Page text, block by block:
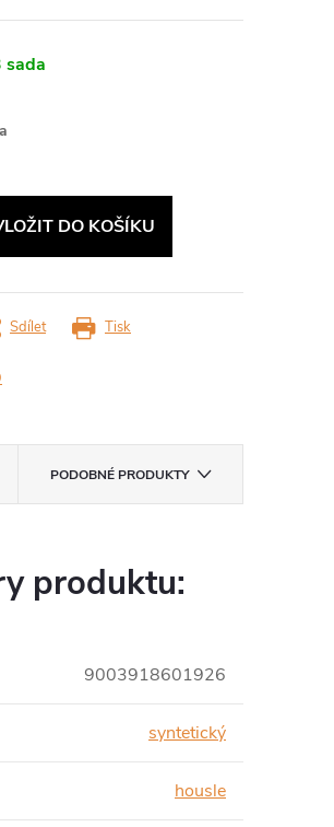
sada
DO KOŠÍKU
Tisk
Sdílet
PODOBNÉ PRODUKTY
produktu:
9003918601926
syntetický
housle